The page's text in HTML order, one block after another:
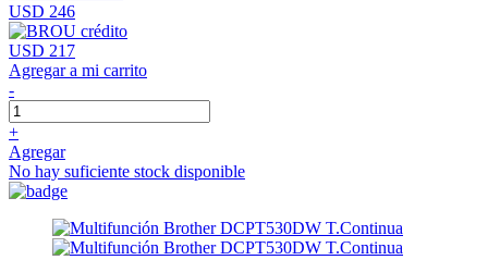
USD 246
USD 217
Agregar a mi carrito
-
+
Agregar
No hay suficiente stock disponible